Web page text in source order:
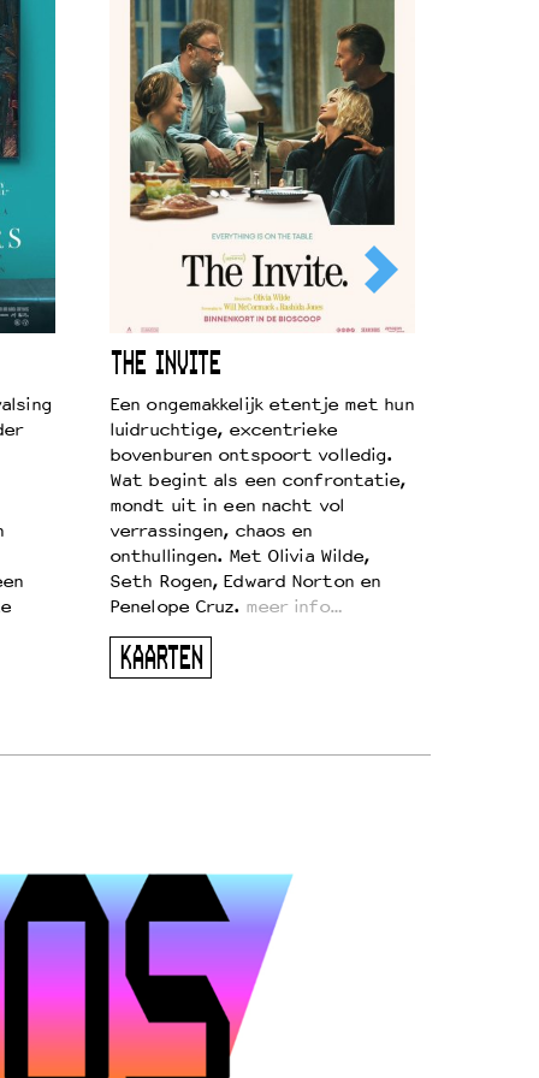
THE INVITE
Een ongemakkelijk etentje met hun
luidruchtige, excentrieke
bovenburen ontspoort volledig.
Wat begint als een confrontatie,
mondt uit in een nacht vol
verrassingen, chaos en
onthullingen. Met Olivia Wilde,
Seth Rogen, Edward Norton en
Penelope Cruz. meer info…
KAARTEN